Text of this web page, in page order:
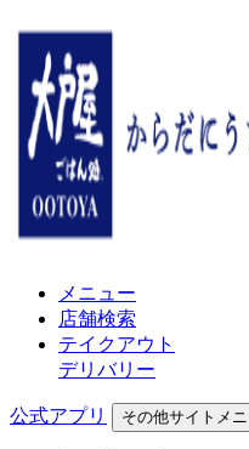
メニュー
店舗検索
テイクアウト
デリバリー
公式アプリ その他サイトメ